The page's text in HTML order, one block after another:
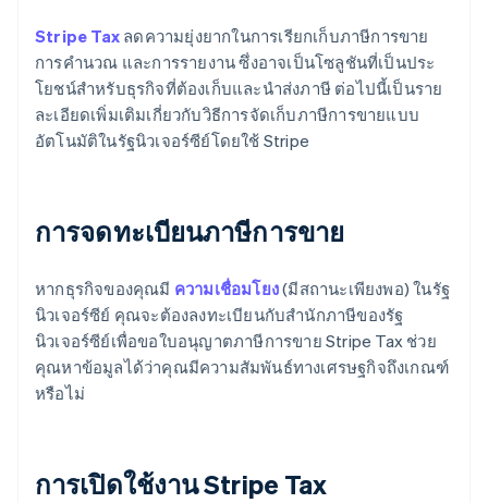
Stripe Tax ลดความยุ่งยากในการเรียกเก็บภาษีการขาย
การคํานวณ และการรายงาน ซึ่งอาจเป็นโซลูชันที่เป็นประ
โยชน์สําหรับธุรกิจที่ต้องเก็บและนําส่งภาษี ต่อไปนี้เป็นราย
ละเอียดเพิ่มเติมเกี่ยวกับวิธีการจัดเก็บภาษีการขายแบบ
อัตโนมัติในรัฐนิวเจอร์ซีย์โดยใช้ Stripe
การจดทะเบียนภาษีการขาย
หากธุรกิจของคุณมี ความเชื่อมโยง(มีสถานะเพียงพอ) ในรัฐ
นิวเจอร์ซีย์ คุณจะต้องลงทะเบียนกับสำนักภาษีของรัฐ
นิวเจอร์ซีย์เพื่อขอใบอนุญาตภาษีการขาย Stripe Tax ช่วย
คุณหาข้อมูลได้ว่าคุณมีความสัมพันธ์ทางเศรษฐกิจถึงเกณฑ์
หรือไม่
การเปิดใช้งาน Stripe Tax